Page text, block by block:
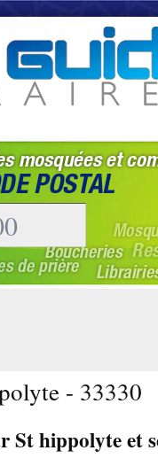
- 33330
St hippolyte et